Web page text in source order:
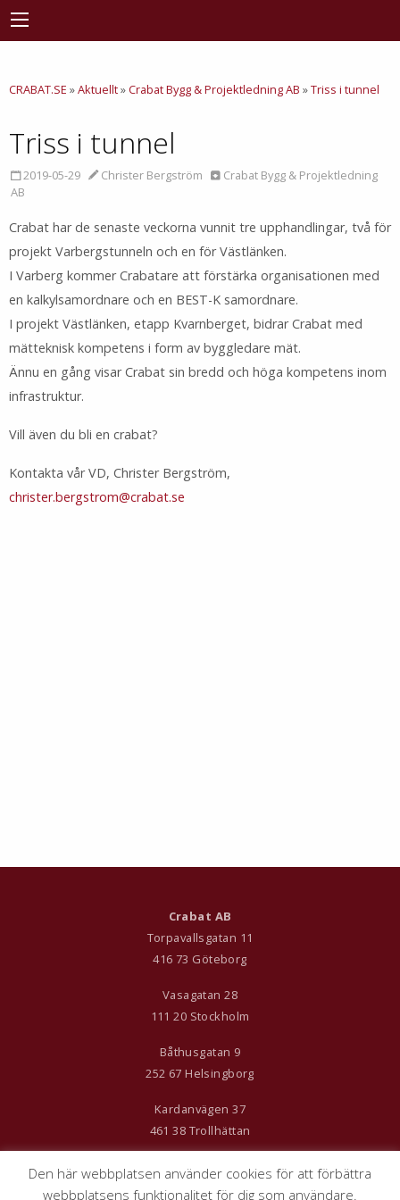
CRABAT.SE »Aktuellt»Crabat Bygg & Projektledning AB »Triss i tunnel
Triss i tunnel
2019-05-29 Christer Bergström
Crabat Bygg & Projektledning
AB
Crabat har de senaste veckorna vunnit tre upphandlingar, två för
projekt Varbergstunneln och en för Västlänken.
I Varberg kommer Crabatare att förstärka organisationen med
en kalkylsamordnare och en BEST-K samordnare.
I projekt Västlänken, etapp Kvarnberget, bidrar Crabat med
mätteknisk kompetens i form av byggledare mät.
Ännu en gång visar Crabat sin bredd och höga kompetens inom
infrastruktur.
Vill även du bli en crabat?
Kontakta vår VD, Christer Bergström,
christer.bergstrom@crabat.se
Crabat AB
Torpavallsgatan 11
416 73 Göteborg
Vasagatan 28
111 20 Stockholm
Båthusgatan 9
252 67 Helsingborg
Kardanvägen 37
461 38 Trollhättan
Den här webbplatsen använder cookies för att förbättra
webbplatsens funktionalitet för dig som användare.